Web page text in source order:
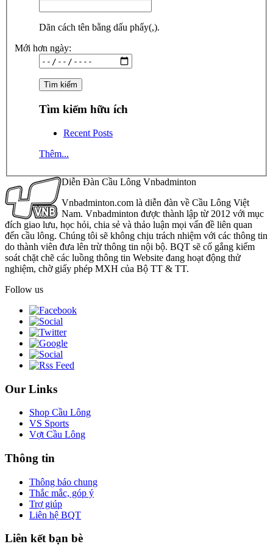
Dãn cách tên bằng dấu phẩy(,).
Mới hơn ngày:
Tìm kiếm hữu ích
Recent Posts
Thêm...
Diễn Đàn Cầu Lông Vnbadminton
Vnbadminton.com là diễn đàn về Cầu Lông Việt
Nam. Vnbadminton được thành lập từ 2012 với mục
đích giao lưu, học hỏi, chia sẻ và thảo luận mọi vấn đề liên quan
đến cầu lông. Chúng tôi sẽ không chịu trách nhiệm với các thông tin
do thành viên đưa lên trừ thông tin nội bộ. BQT sẽ cố gắng kiểm
soát chặt chẽ các luồng thông tin Website đang hoạt động thử
nghiệm, chờ giấy phép MXH của Bộ TT & TT.
Follow us
Our Links
Shop Cầu Lông
VS Sports
Vợt Cầu Lông
Thông tin
Thông báo chung
Thắc mắc, góp ý
Trợ giúp
Liên hệ BQT
Liên kết bạn bè